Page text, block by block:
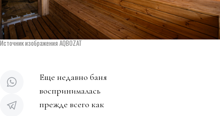
Источник изображения AQBOZAT
Еще недавно баня
воспринималась
прежде всего как